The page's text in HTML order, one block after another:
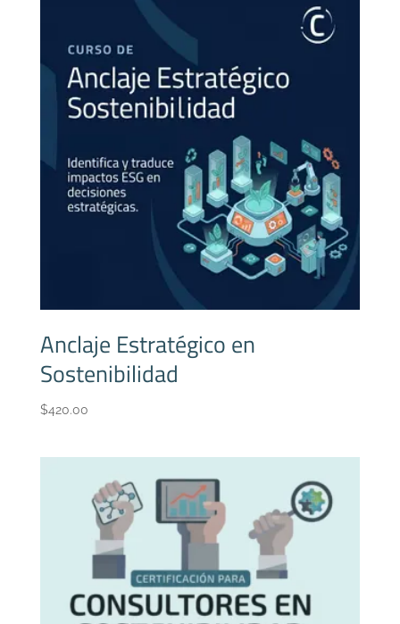
Anclaje Estratégico en
Sostenibilidad
$420.00